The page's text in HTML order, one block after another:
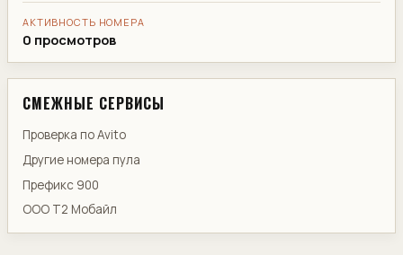
АКТИВНОСТЬ НОМЕРА
0 просмотров
СМЕЖНЫЕ СЕРВИСЫ
Проверка по Avito
Другие номера пула
Префикс 900
ООО Т2 Мобайл